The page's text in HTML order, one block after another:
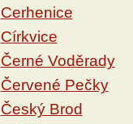
Cerhenice
Církvice
Černé Voděrady
Červené Pečky
Český Brod